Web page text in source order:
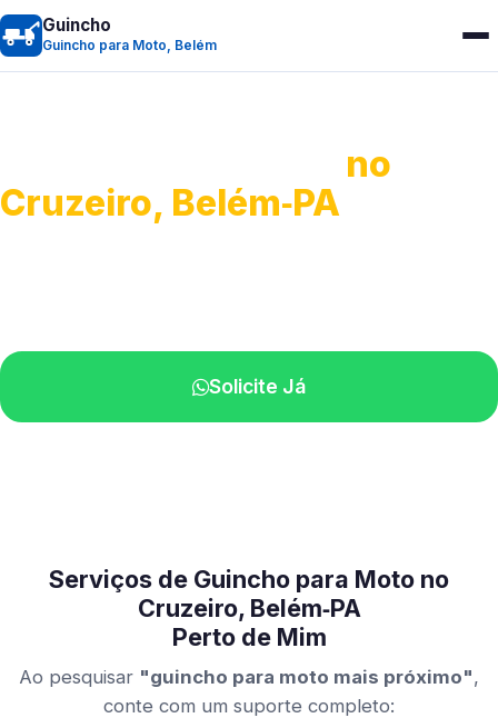
Guincho
Guincho para Moto, Belém
no
Cruzeiro, Belém‑PA
Solicite Já
Serviços de Guincho para Moto no
Cruzeiro, Belém‑PA
Perto de Mim
Ao pesquisar "guincho para moto mais próximo",
conte com um suporte completo: